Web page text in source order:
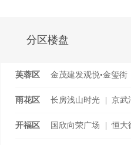
分区楼盘
芙蓉区 金茂建发观悦•金玺街
千江•...
雨花区 长房浅山时光 京武
| 泰禹雅鲤
开福区 国欣向荣广场 恒大